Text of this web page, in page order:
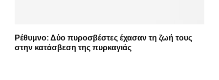
Ρέθυμνο: Δύο πυροσβέστες έχασαν τη ζωή τους
στην κατάσβεση της πυρκαγιάς